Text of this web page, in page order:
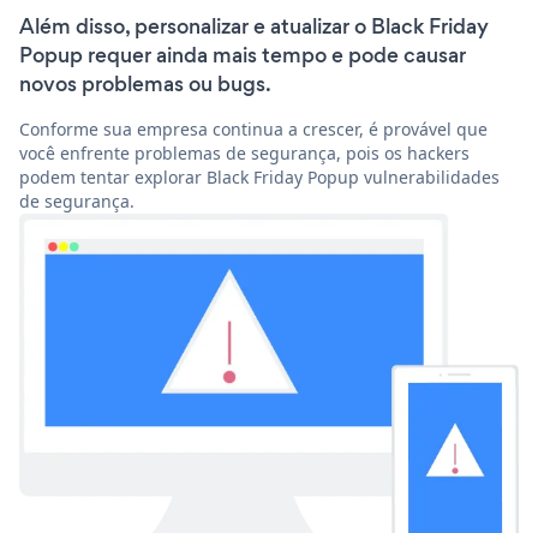
Além disso, personalizar e atualizar o Black Friday
Popup requer ainda mais tempo e pode causar
novos problemas ou bugs.
Conforme sua empresa continua a crescer, é provável que
você enfrente problemas de segurança, pois os hackers
podem tentar explorar Black Friday Popup vulnerabilidades
de segurança.